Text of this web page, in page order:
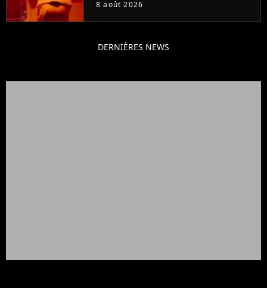
8 août 2026
DERNIÈRES NEWS